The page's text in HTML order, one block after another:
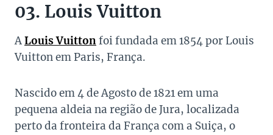
03. Louis Vuitton
ALouis Vuittonfoi fundada em 1854 por Louis
Vuitton em Paris, França.
Nascido em 4 de Agosto de 1821 em uma
pequena aldeia na região de Jura, localizada
perto da fronteira da França com a Suiça, o